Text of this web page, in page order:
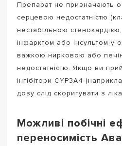
Препарат не призначають
серцевою недостатністю
нестабільною
інфарктом або інсультом у
важкою нирковою або
недостатністю. Якщо ви
інгібітори CYP3A4
дозу слід скоригувати з
Можливі побічні
переносимість